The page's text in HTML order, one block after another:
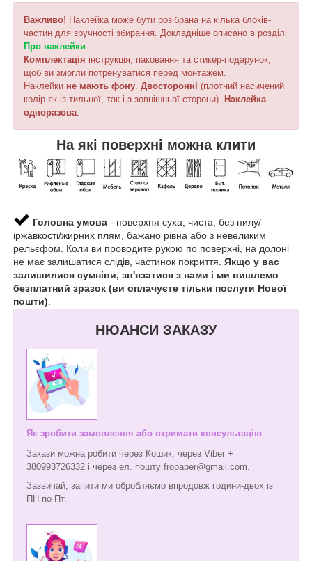
Важливо! Наклейка може бути розібрана на кілька блоків-
частин для зручності збирання. Докладніше описано в розділі
Про наклейки
Комплектація інструкція, паковання та стикер-подарунок,
щоб ви змогли потренуватися перед монтажем.
Наклейки не мають фону Двосторонні (плотний насичений
колір як із тильної, так і з зовнішньої сторони).
Наклейка
одноразова
На які поверхні можна клити
Головна умова - поверхня суха, чиста, без пилу/
іржавкості/жирних плям, бажано рівна або з невеликим
рельєфом. Коли ви проводите рукою по поверхні, на долоні
не має залишатися слідів, частинок покриття. Якщо у вас
залишилися сумніви, зв'язатися з нами і ми вишлемо
безплатний зразок (ви оплачуєте тільки послуги Нової
пошти)
НЮАНСИ ЗАКАЗУ
Як зробити замовлення або отримати консультацію
Закази можна робити через Кошик, через Viber +
380993726332 і через ел. пошту fropaper@gmail.com.
Зазвичай, запити ми обробляємо впродовж години-двох із
ПН по Пт.